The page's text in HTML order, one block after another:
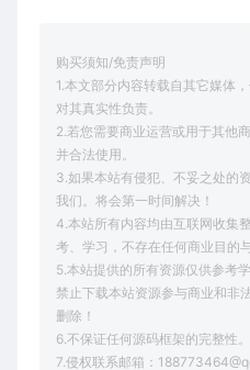
购买须知/免责声明
1.本文部分内容转载自其它媒体
对其真实性负责。
2.若您需要商业运营或用于其他
并合法使用。
3.如果本站有侵犯、不妥之处的
我们。将会第一时间解决！
4.本站所有内容均由互联网收集
考、学习，不存在任何商业目的
5.本站提供的所有资源仅供参考
禁止下载本站资源参与商业和非
删除！
6.不保证任何源码框架的完整性。
7.侵权联系邮箱：